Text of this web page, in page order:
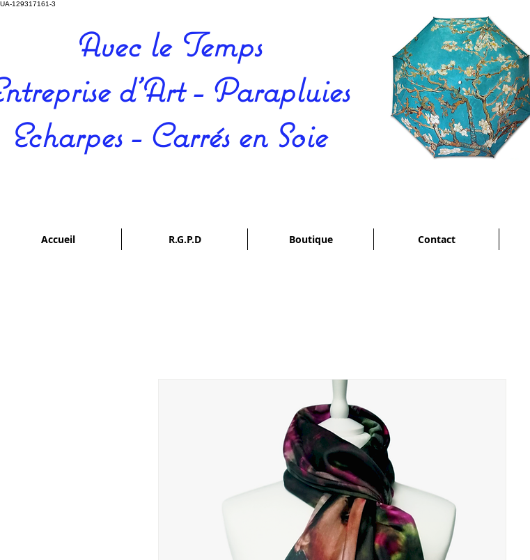
UA-129317161-3
Avec le Temps
d'Art - Parapluies
Echarpes - Carrés en Soie
Accueil R.G.P.D Boutique Contact